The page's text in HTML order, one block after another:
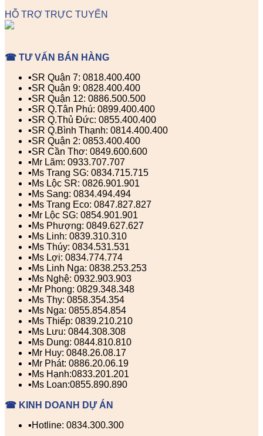
HỖ TRỢ TRỰC TUYẾN
☎ TƯ VẤN BÁN HÀNG
▪️SR Quận 7: 0818.400.400
▪️SR Quận 9: 0828.400.400
▪️SR Quận 12: 0886.500.500
▪️SR Q.Tân Phú: 0899.400.400
▪️SR Q.Thủ Đức: 0855.400.400
▪️SR Q.Bình Thạnh: 0814.400.400
▪️SR Quận 2: 0853.400.400
▪️SR Cần Thơ: 0849.600.600
▪️Mr Lãm: 0933.707.707
▪️Ms Trang SG: 0834.715.715
▪️Ms Lộc SR: 0826.901.901
▪️Ms Sang: 0834.494.494
▪️Ms Trang Eco: 0847.827.827
▪️Mr Lộc SG: 0854.901.901
▪️Ms Phượng: 0849.627.627
▪️Ms Linh: 0839.310.310
▪️Ms Thúy: 0834.531.531
▪️Ms Lợi: 0834.774.774
▪️Ms Linh Nga: 0838.253.253
▪️Ms Nghệ: 0932.903.903
▪️Mr Phong: 0829.348.348
▪️Ms Thy: 0858.354.354
▪️Ms Nga: 0855.854.854
▪️Ms Thiếp: 0839.210.210
▪️Ms Lưu: 0844.308.308
▪️Ms Dung: 0844.810.810
▪️Mr Huy: 0848.26.08.17
▪️Mr Phát: 0886.20.06.19
▪️Ms Hạnh:0833.201.201
▪️Ms Loan:0855.890.890
☎ KINH DOANH DỰ ÁN
▪️Hotline: 0834.300.300